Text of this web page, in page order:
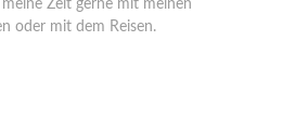
Zeit gerne mit meinen
oder mit dem Reisen.